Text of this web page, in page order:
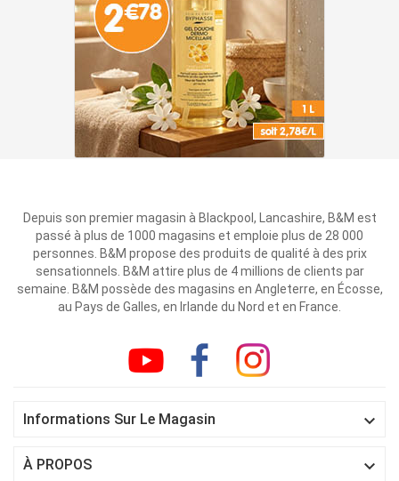
Depuis son premier magasin à Blackpool, Lancashire, B&M est
passé à plus de 1000 magasins et emploie plus de 28 000
personnes. B&M propose des produits de qualité à des prix
sensationnels. B&M attire plus de 4 millions de clients par
semaine. B&M possède des magasins en Angleterre, en Écosse,
au Pays de Galles, en Irlande du Nord et en France.
Informations Sur Le Magasin 
À PROPOS 